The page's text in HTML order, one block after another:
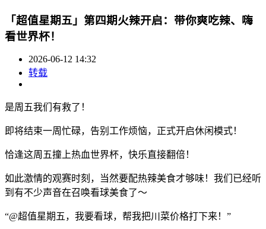
「超值星期五」第四期火辣开启：带你爽吃辣、嗨
看世界杯！
2026-06-12 14:32
转载
是周五我们有救了！
即将结束一周忙碌，告别工作烦恼，正式开启休闲模式！
恰逢这周五撞上热血世界杯，快乐直接翻倍！
如此激情的观赛时刻，当然要配热辣美食才够味！我们已经听
到有不少声音在召唤看球美食了～
“@超值星期五，我要看球，帮我把川菜价格打下来！”